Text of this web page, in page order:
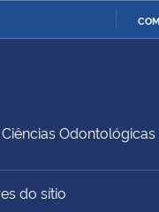
Ministério da Defesa
Ministério do
Odontológicas
do sítio